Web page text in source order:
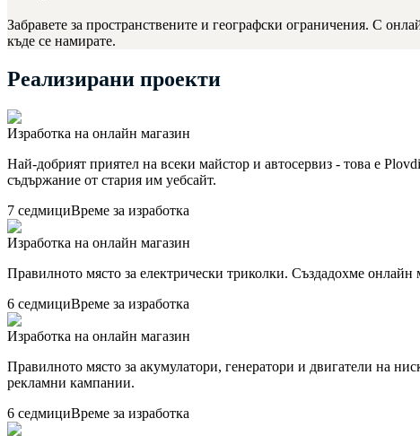
Забравете за пространствените и географски ограничения. С
къде се намирате.
Реализирани проекти
Изработка на онлайн магазин
Най-добрият приятел на всеки майстор и автосервиз - това е
съдържание от стария им уебсайт.
7 седмициВреме за изработка
Изработка на онлайн магазин
Правилното място за електрически триколки. Създадохме
6 седмициВреме за изработка
Изработка на онлайн магазин
Правилното място за акумулатори, генератори и двигатели на
рекламни кампании.
6 седмициВреме за изработка